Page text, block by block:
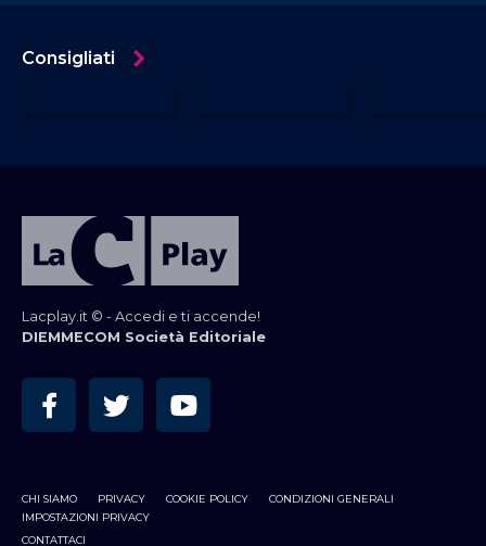
Consigliati
Lacplay.it © - Accedi e ti accende!
DIEMMECOM Società Editoriale
CHI SIAMO PRIVACY COOKIE POLICY
CONDIZIONI GENERALI
IMPOSTAZIONI PRIVACY
CONTATTACI